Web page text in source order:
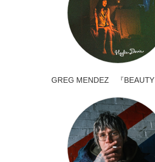
GREG MENDEZ 『BEAUTY